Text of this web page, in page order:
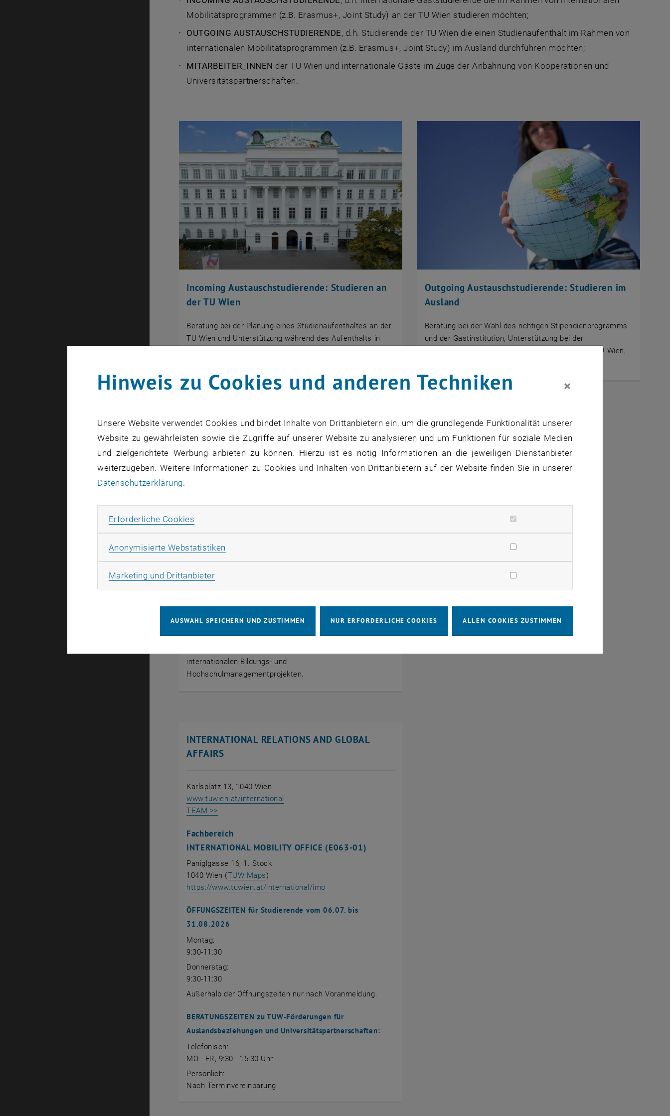
Mobilitätsprogrammen (z.B. Erasmus+, Joint Study) an der TU Wien studieren möchten;
OUTGOING AUSTAUSCHSTUDIERENDE, d.h. Studierende der TU Wien die einen Studienaufenthalt im Rahmen von
internationalen Mobilitätsprogrammen (z.B. Erasmus+, Joint Study) im Ausland durchführen möchten;
MITARBEITER_INNEN der TU Wien und internationale Gäste im Zuge der Anbahnung von Kooperationen und
Universitätspartnerschaften.
Incoming Austauschstudierende: Studieren an
der TU Wien
Beratung bei der Planung eines Studienaufenthaltes an der
TU Wien und Unterstützung während des Aufenthalts in
Outgoing Austauschstudierende: Studieren im
Ausland
Beratung bei der Wahl des richtigen Stipendienprogramms
und der Gastinstitution, Unterstützung bei der
Antragstellung, Finanzierung, Anrechnung an der TU Wien,
Mitarbeiter_innen: Reiseförderungen, Projekte
Finanzierung der Auslandsreisen von TU Wien-Personal
Universitätspartnerschaften; Koordinierung von
internationalen Mobilitätsprogrammen; Beratung und
internationalen Bildungs- und
Hochschulmanagementprojekten.
INTERNATIONAL RELATIONS AND GLOBAL
AFFAIRS
Karlsplatz 13, 1040 Wien
www.tuwien.at/international
TEAM >>
Fachbereich
INTERNATIONAL MOBILITY OFFICE (E063-01)
Paniglgasse 16, 1. Stock
1040 Wien (TUW Maps, öffnet eine externe URL in einem neuen Fenster
)
https://www.tuwien.at/international/imo, öffnet eine externe URL in einem neuen Fenster
ÖFFUNGSZEITEN für Studierende vom 06.07. bis
31.08.2026
Montag:
9:30-11:30
Donnerstag:
9:30-11:30
Außerhalb der Öffnungszeiten nur nach Voranmeldung.
BERATUNGSZEITEN zu TUW-Förderungen für
Auslandsbeziehungen und Universitätspartnerschaften:
Telefonisch:
MO - FR, 9:30 - 15:30 Uhr
Persönlich:
Nach Terminvereinbarung
Hinweis zu Cookies und anderen Techniken ×
Unsere Website verwendet Cookies und bindet Inhalte von Drittanbietern ein, um die grundlegende Funktionalität unserer
Website zu gewährleisten sowie die Zugriffe auf unserer Website zu analysieren und um Funktionen für soziale Medien
und zielgerichtete Werbung anbieten zu können. Hierzu ist es nötig Informationen an die jeweiligen Dienstanbieter
weiterzugeben. Weitere Informationen zu Cookies und Inhalten von Drittanbietern auf der Website finden Sie in unserer
Datenschutzerklärung.
Erforderliche Cookies
Anonymisierte Webstatistiken
Marketing und DrittanbieterMarketing Cookies zulassen
AUSWAHL SPEICHERN UND ZUSTIMMEN NUR ERFORDERLICHE COOKIES ALLEN COOKIES ZUSTIMMEN